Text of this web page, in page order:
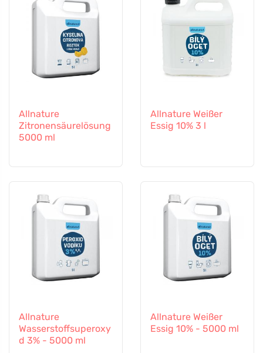
Allnature
Zitronensäurelösung
5000 ml
Allnature Weißer
Essig 10% 3 l
Allnature
Wasserstoffsuperoxy
d 3% - 5000 ml
Allnature Weißer
Essig 10% - 5000 ml